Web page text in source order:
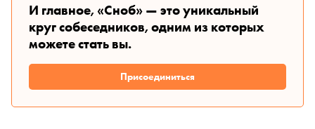
И главное, «Сноб» — это уникальный
круг собеседников, одним из которых
можете стать вы.
Присоединиться